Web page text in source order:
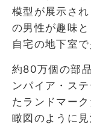
模型が展示さ
の男性が趣味
自宅の地下室
約80万個の部
ンパイア・ス
たランドマー
瞰図のように見